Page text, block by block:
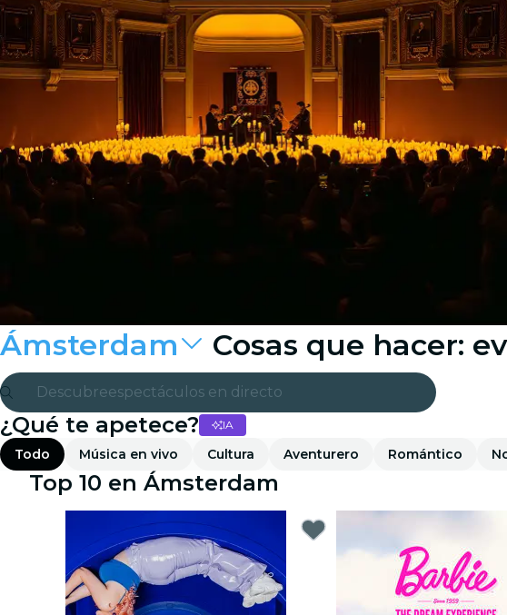
Ámsterdam Cosas que hacer:
Descubreespectáculos en directo
Madrid
candlelight
Londres
experiencias y ciudades
São Paulo
¿Qué te apetece? IA
Todo Música en vivo Cultura Aventurero Romántico
Top 10 en Ámsterdam